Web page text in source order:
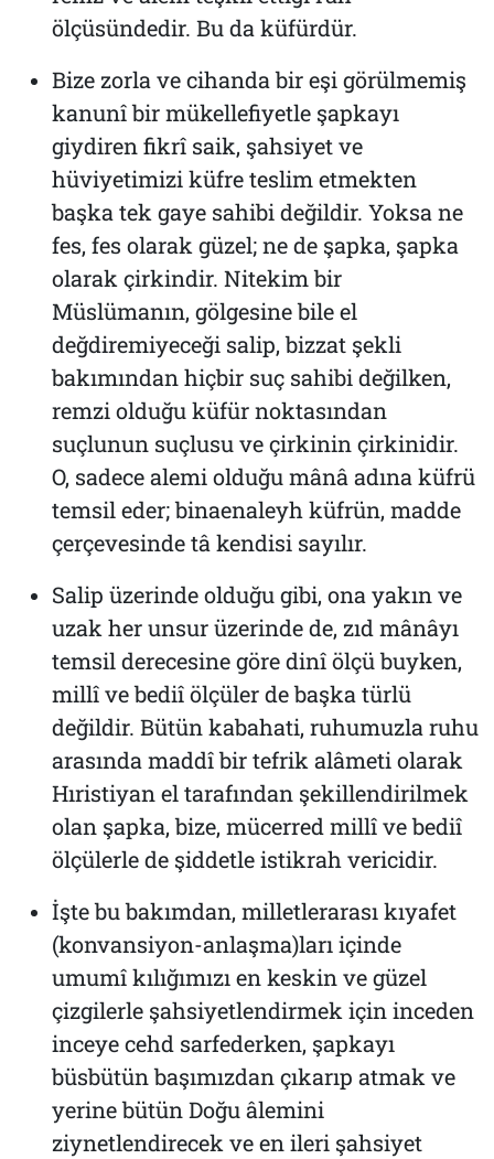
ölçüsündedir. Bu da küfürdür.
Bize zorla ve cihanda bir eşi görülmemiş
kanunî bir mükellefiyetle şapkayı
giydiren fikrî saik, şahsiyet ve
hüviyetimizi küfre teslim etmekten
başka tek gaye sahibi değildir. Yoksa ne
fes, fes olarak güzel; ne de şapka, şapka
olarak çirkindir. Nitekim bir
Müslümanın, gölgesine bile el
değdiremiyeceği salip, bizzat şekli
bakımından hiçbir suç sahibi değilken,
remzi olduğu küfür noktasından
suçlunun suçlusu ve çirkinin çirkinidir.
O, sadece alemi olduğu mânâ adına küfrü
temsil eder; binaenaleyh küfrün, madde
çerçevesinde tâ kendisi sayılır.
Salip üzerinde olduğu gibi, ona yakın ve
uzak her unsur üzerinde de, zıd mânâyı
temsil derecesine göre dinî ölçü buyken,
millî ve bediî ölçüler de başka türlü
değildir. Bütün kabahati, ruhumuzla ruhu
arasında maddî bir tefrik alâmeti olarak
Hıristiyan el tarafından şekillendirilmek
olan şapka, bize, mücerred millî ve bediî
ölçülerle de şiddetle istikrah vericidir.
İşte bu bakımdan, milletlerarası kıyafet
(konvansiyon-anlaşma)ları içinde
umumî kılığımızı en keskin ve güzel
çizgilerle şahsiyetlendirmek için inceden
inceye cehd sarfederken, şapkayı
büsbütün başımızdan çıkarıp atmak ve
yerine bütün Doğu âlemini
ziynetlendirecek ve en ileri şahsiyet